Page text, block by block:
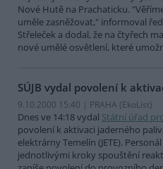
Nové Hutě na Prachaticku.
uměle zasněžovat," informoval
Střeleček a dodal, že na čtyřech
nové umělé osvětlení, které
SÚJB vydal povolení k
9.10.2000 15:40 | PRAHA (EkoList)
Dnes ve 14:18 vydal Státní úřad
povolení k aktivaci jaderného
elektrárny Temelín (JETE).
jednotlivými kroky spouštění